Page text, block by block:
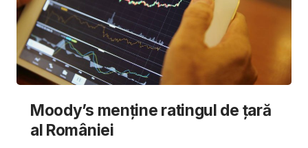
Moody’s menține ratingul de țară
al României